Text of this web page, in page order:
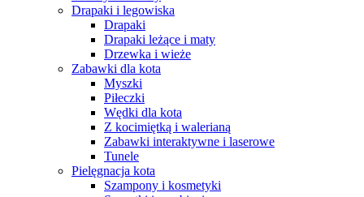
Drapaki i legowiska
Drapaki
Drapaki leżące i maty
Drzewka i wieże
Zabawki dla kota
Myszki
Piłeczki
Wędki dla kota
Z kocimiętką i walerianą
Zabawki interaktywne i laserowe
Tunele
Pielęgnacja kota
Szampony i kosmetyki